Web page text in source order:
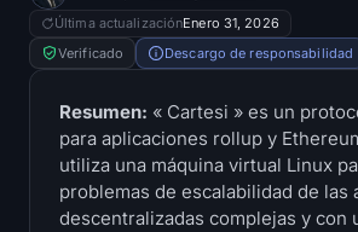
Ethereum ETF
Hyperliquid ETF
Tesorerías
Última actualizaciónEnero 31, 2026
Verificado
Descargo de responsabilidad
Resumen: « Cartesi » es un
para aplicaciones rollup y
utiliza una máquina virtual Linux
problemas de escalabilidad de las
descentralizadas complejas y con